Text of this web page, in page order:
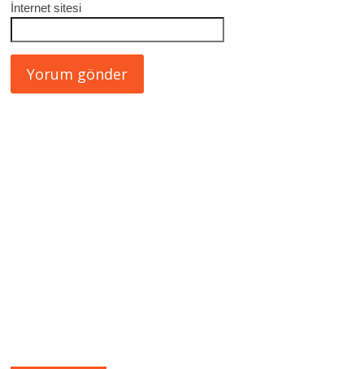
İnternet sitesi